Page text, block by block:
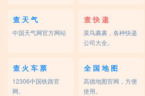
查 天 气
中国天气网官方网站
查 快 递
菜鸟裹裹，各种快递
公司大全。
查 火 车 票
12306中国铁路官
网。
全 国 地 图
高德地图官网，方便
使用。